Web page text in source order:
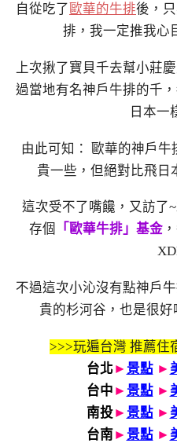
自從吃了 歐華的牛排後，
排，我一定推我心
上次揪了寶貝千去幫小莊
過當地有名神戶牛排的千
日本一
由此可知： 歐華的神戶
貴一些，但絕對比飛
這次受不了嘴饞，又訪了
存個
「歐華牛排」基金
不過這次小沁沒有點神戶
貴的杉河谷，也是很
>>>玩遍台灣 推薦住
台北 ► 景點 ►
台中 ► 景點 ►
南投► 景點 ►
台南► 景點 ►